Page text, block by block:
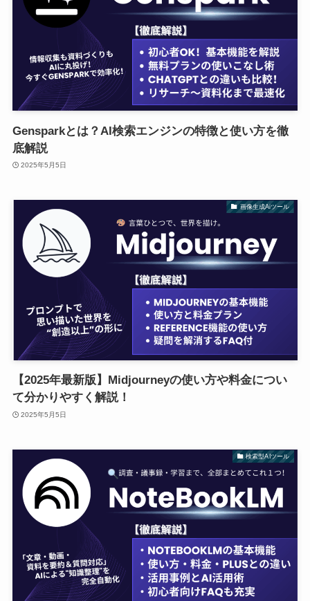
Gensparkとは？AI検索エンジンの特徴と使い方を徹
底解説
2025年5月5日
画像生成Aiツール
【2025年最新版】Midjourneyの使い方や料金につい
て分かりやすく解説！
2025年5月5日
検索型AIツール